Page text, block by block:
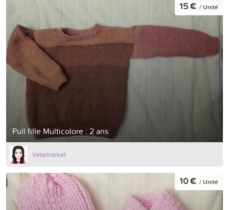
Pull fille Multicolore : 2 ans
15 € / Unité
Vetemarket
10 € / Unité